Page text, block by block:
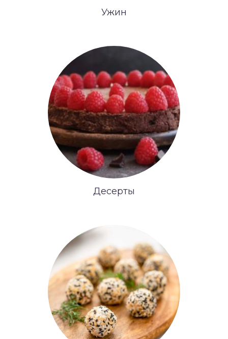
Ужин
Десерты